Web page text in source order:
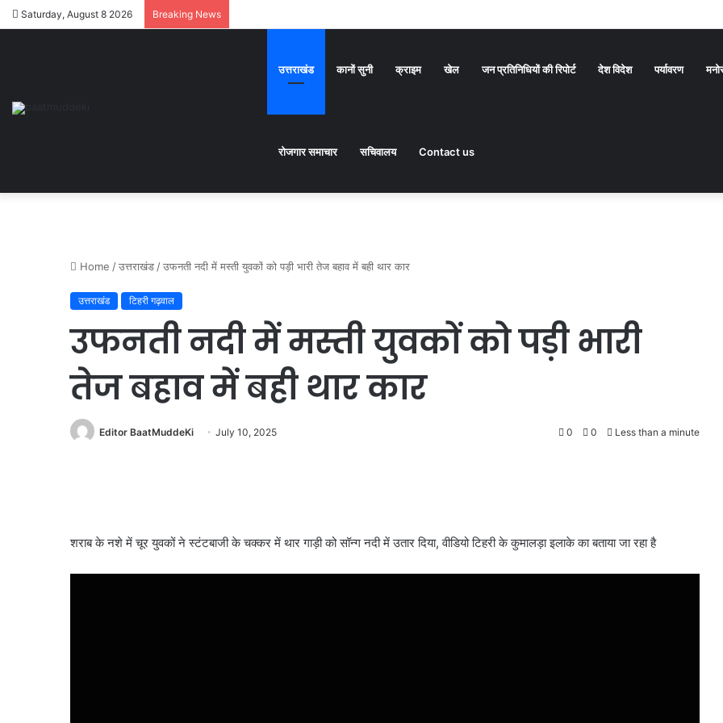
Saturday, August 8 2026 Breaking News
उत्तराखंड कानों सुनी क्राइम खेल जन प्रतिनिधियों की रिपोर्ट देश विदेश पर्यावरण
रोजगार समाचार सचिवालय Contact us
Home /उत्तराखंड /उफनती नदी में मस्ती युवकों को पड़ी भारी तेज बहाव में बही थार कार
उत्तराखंड टिहरी गढ़वाल
उफनती नदी में मस्ती युवकों को पड़ी भारी
तेज बहाव में बही थार कार
Editor BaatMuddeKi July 10, 2025 0 0 Less than a minute
शराब के नशे में चूर युवकों ने स्टंटबाजी के चक्कर में थार गाड़ी को सॉन्ग नदी में उतार दिया, वीडियो टिहरी के कुमालड़ा इलाके का बताया जा रहा है